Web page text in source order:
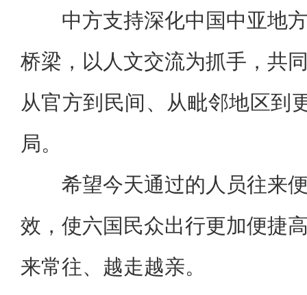
中方支持深化中国中亚地
桥梁，以人文交流为抓手，共
从官方到民间、从毗邻地区到
局。
希望今天通过的人员往来
效，使六国民众出行更加便捷
来常往、越走越亲。